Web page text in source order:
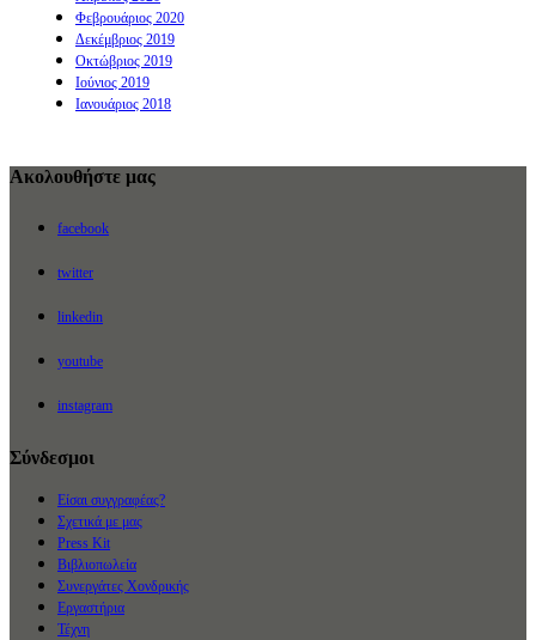
Φεβρουάριος 2020
Δεκέμβριος 2019
Οκτώβριος 2019
Ιούνιος 2019
Ιανουάριος 2018
Ακολουθήστε μας
facebook
twitter
linkedin
youtube
instagram
Σύνδεσμοι
Είσαι συγγραφέας?
Σχετικά με μας
Press Kit
Βιβλιοπωλεία
Συνεργάτες Χονδρικής
Εργαστήρια
Τέχνη